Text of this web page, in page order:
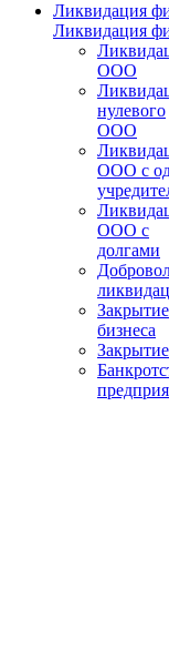
Ликвидация
Ликвидация
ООО
нулевого
ООО
ООО с
ООО с
долгами
Закрытие
бизнеса